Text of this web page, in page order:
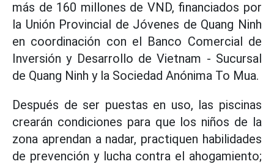
más de 160 millones de VND, financiados por
la Unión Provincial de Jóvenes de Quang Ninh
en coordinación con el Banco Comercial de
Inversión y Desarrollo de Vietnam - Sucursal
de Quang Ninh y la Sociedad Anónima To Mua.
Después de ser puestas en uso, las piscinas
crearán condiciones para que los niños de la
zona aprendan a nadar, practiquen habilidades
de prevención y lucha contra el ahogamiento;